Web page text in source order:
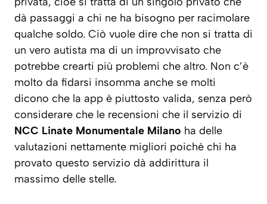
dà passaggi a chi ne ha bisogno per racimolare
qualche soldo. Ciò vuole dire che non si tratta di
un vero autista ma di un improvvisato che
potrebbe crearti più problemi che altro. Non c’è
molto da fidarsi insomma anche se molti
dicono che la app è piuttosto valida, senza però
considerare che le recensioni che il servizio di
NCC Linate Monumentale Milano ha delle
valutazioni nettamente migliori poiché chi ha
provato questo servizio dà addirittura il
massimo delle stelle.